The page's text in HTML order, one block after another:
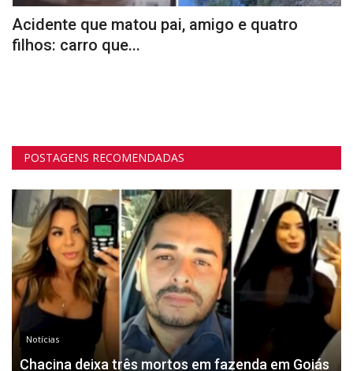
Acidente que matou pai, amigo e quatro
filhos: carro que...
POSTAGENS RECOMENDADAS
Notícias
Chacina deixa três mortos em fazenda em Goiás